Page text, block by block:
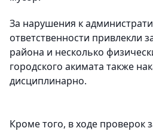
За нарушения к
ответственности привлекли
района и несколько
городского акимата также
дисциплинарно.
Кроме того, в ходе проверок